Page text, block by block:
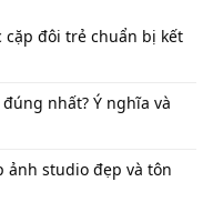
cặp đôi trẻ chuẩn bị kết
nhất​? Ý nghĩa và
ảnh studio đẹp và tôn